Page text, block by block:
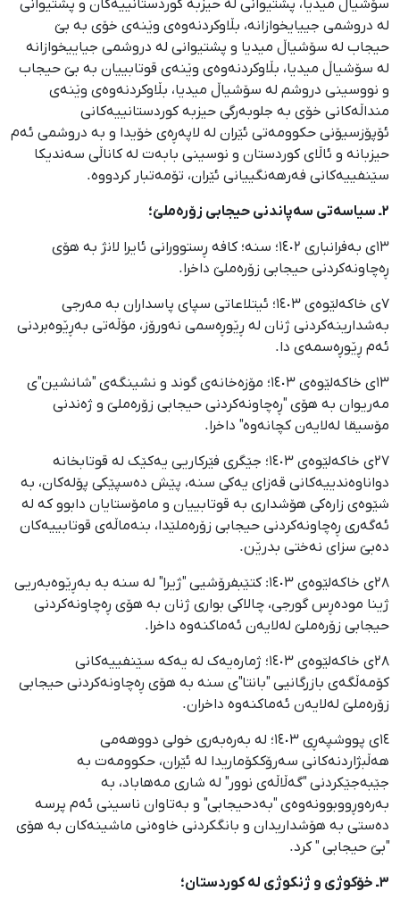
سۆشیاڵ میدیا، پشتیوانی لە حیزبە کوردستانییەکان و پشتیوانی
لە دروشمی جییایخوازانە، بڵاوکردنەوەی وێنەی خۆی بە بێ
حیجاب لە سۆشیاڵ میدیا و پشتیوانی لە دروشمی جیاییخوازانە
لە سۆشیاڵ میدیا، بڵاوکردنەوەی وێنەی قوتابییان بە بێ حیجاب
و نووسینی دروشم لە سۆشیاڵ میدیا، بڵاوکردنەوەی وێنەی
منداڵەکانی خۆی بە جلوبەرگی حیزبە کوردستانییەکانی
ئۆپۆزسیۆنی حکوومەتی ئێران لە لاپەڕەی خۆیدا و بە دروشمی ئەم
حیزبانە و ئاڵای کوردستان و نوسینی بابەت لە کاناڵی سەندیکا
سێنفییەکانی فەرهەنگییانی ئێران، تۆمەتبار کردووە.
٢ـ سیاسەتی سەپاندنی حیجابی زۆرەملێ؛
١٣ی بەفرانباری ١٤٠٢؛ سنە؛ کافە ڕستوورانی ئایرا لانژ بە هۆی
ڕەچاونەکردنی حیجابی زۆرەملێ داخرا.
٧ی خاکەلێوەی ١٤٠٣؛ ئیتلاعاتی سپای پاسداران بە مەرجی
بەشدارینەکردنی ژنان لە ڕێوڕەسمی نەورۆز، مۆڵەتی بەڕێوەبردنی
ئەم ڕێوڕەسمەی دا.
١٣ی خاکەلێوەی ١٤٠٣؛ مۆزەخانەی گوند و نشینگەی "شانشین"ی
مەریوان بە هۆی "ڕەچاونەکردنی حیجابی زۆرەملێ و ژەندنی
مۆسیقا لەلایەن کچانەوە" داخرا.
٢٧ی خاکەلێوەی ١٤٠٣؛ جێگری فێرکاریی یەکێک لە قوتابخانە
دواناوەندییەکانی قەزای یەکی سنە، پێش دەسپێکی پۆلەکان، بە
شێوەی زارەکی هۆشداری بە قوتابییان و مامۆستایان دابوو کە لە
ئەگەری ڕەچاونەکردنی حیجابی زۆرەملێدا، بنەماڵەی قوتابییەکان
دەبێ سزای نەختی بدرێن.
٢٨ی خاکەلێوەی ١٤٠٣: کتێبفرۆشیی "ژیرا" لە سنە بە بەڕێوەبەریی
ژینا مودەڕس گورجی، چالاکی بواری ژنان بە هۆی ڕەچاونەکردنی
حیجابی زۆرەملێ لەلایەن ئەماکنەوە داخرا.
٢٨ی خاکەلێوەی ١٤٠٣؛ ژمارەیەک لە یەکە سێنفییەکانی
کۆمەڵگەی بازرگانیی "بانتا"ی سنە بە هۆی ڕەچاونەکردنی حیجابی
زۆرەملێ لەلایەن ئەماکنەوە داخران.
١٤ی پووشپەڕی ١٤٠٣؛ لە بەرەبەری خولی دووهەمی
هەڵبژاردنەکانی سەرۆککۆماریدا لە ئێران، حکوومەت بە
جێبەجێکردنی "گەڵاڵەی نوور" لە شاری مەهاباد، بە
بەرەوڕووبوونەوەی "بەدحیجابی" و بەتاوان ناسینی ئەم پرسە
دەستی بە هۆشداریدان و بانگکردنی خاوەنی ماشینەکان بە هۆی
"بێ حیجابی " کرد.
٣ـ خۆکوژی و ژنکوژی لە کوردستان؛